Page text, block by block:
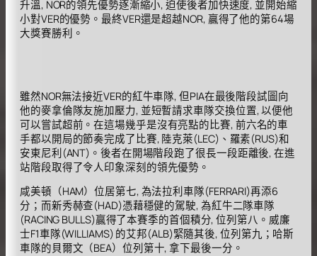
升溫, NOR的領先優勢逐漸縮小, 迫使後者加快速度, 並開始縮
小對VER的優勢。最終VER還是超越NOR, 贏得了他的第64場
大獎賽勝利。
雖然NOR無法接近VER的紅牛車隊, 但PIA在最後階段試圖向
他的麥拿倫隊友施加壓力, 並短暫請求車隊交換位置, 以便他
可以嘗試超前。在這場幾乎是沒有亮點的比賽, 前六名的車
手都以開局的節奏完成了比賽, 陸克萊(LEC)、羅素(RUS)和
安東尼利(ANT)。後者在開場階段跑了很長一段距離後, 在進
站階段取得了令人印象深刻的領先優勢。
咸美頓（HAM）位居第七, 為法拉利車隊(FERRARI)再添6
分；而新秀赫查(HAD)憑藉穩健的駕駛, 為紅牛二隊車隊
(RACING BULLS)贏得了本賽季的首個積分, 位列第八。威廉
士F1車隊(WILLIAMS) 的艾邦(ALB)緊隨其後, 位列第九；哈斯
車隊的貝爾文（BEA）位列第十, 拿下最後一分。